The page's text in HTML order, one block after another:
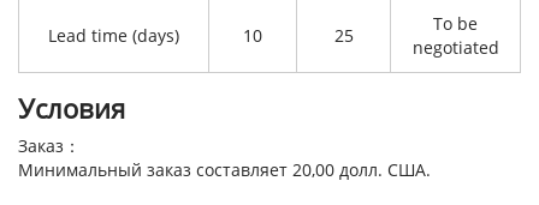
Lead time (days) 10 25
To be
negotiated
Условия
Заказ：
Минимальный заказ составляет 20,00 долл. США.